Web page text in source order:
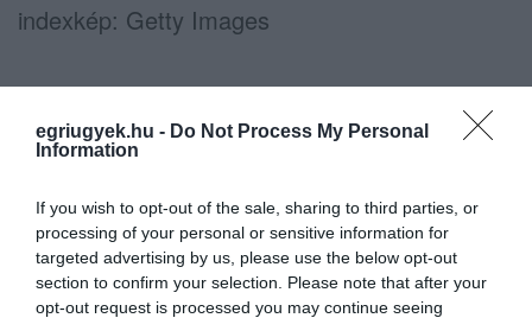
egriugyek.hu - Do Not Process My Personal
Information
If you wish to opt-out of the sale, sharing to third parties, or
processing of your personal or sensitive information for
targeted advertising by us, please use the below opt-out
section to confirm your selection. Please note that after your
opt-out request is processed you may continue seeing
indexkép: Getty Images
bennünket az EGRI ÜGYEK Google Hírek oldalán!
VISSZA A FŐOLDALRA